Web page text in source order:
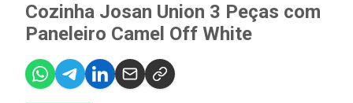
Cozinha Josan Union 3 Peças com
Paneleiro Camel Off White